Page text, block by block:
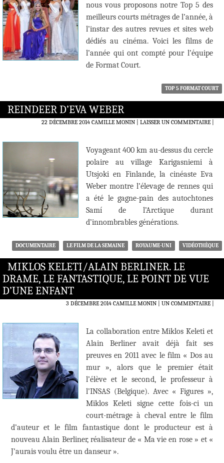
nous vous proposons notre Top 5 des
meilleurs courts métrages de l’année, à
l’instar des autres revues et sites web
dédiés au cinéma. Voici les films de
l’année qui ont compté pour l’équipe
de Format Court.
TOP 5 FORMAT COURT
REINDEER D’EVA WEBER
22 DÉCEMBRE 2014 CAMILLE MONIN LAISSER UN COMMENTAIRE|
Voyageant 400 km au-dessus du cercle
polaire au village Karigasniemi à
Utsjoki en Finlande, la cinéaste Eva
Weber montre l’élevage de rennes qui
a été le gagne-pain des autochtones
Samí de l’Arctique durant
d’innombrables générations.
DOCUMENTAIRE LE FILM DE LA SEMAINE ROYAUME-UNI VIDÉOTHÈQUE
MIKLOS KELETI/ALAIN BERLINER. LE
DRAME, LE FANTASTIQUE, LE POINT DE VUE
D’UNE ENFANT
3 DÉCEMBRE 2014 CAMILLE MONIN UN COMMENTAIRE|
La collaboration entre Miklos Keleti et
Alain Berliner avait déjà fait ses
preuves en 2011 avec le film « Dos au
mur », alors que le premier était
l’élève et le second, le professeur à
l’INSAS (Belgique). Avec « Figures »,
Miklos Keleti signe cette fois-ci un
court-métrage à cheval entre le film
d’auteur et le film fantastique dont le producteur est à
nouveau Alain Berliner, réalisateur de « Ma vie en rose » et «
J’aurais voulu être un danseur ».